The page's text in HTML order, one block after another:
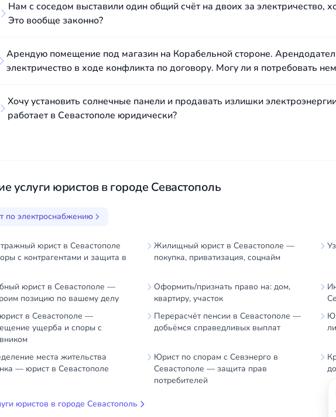
Нам с соседом выставили один общий счёт на двоих за электричество,
Это вообще законно?
Арендую помещение под магазин на Корабельной стороне.
электричество в ходе конфликта по договору. Могу ли я потребовать
Хочу установить солнечные панели и продавать излишки
работает в Севастополе юридически?
услуги юристов в городе Севастополь
по электроснабжению
юрист в Севастополе
с контрагентами и защита в
Жилищный юрист в Севастополе —
покупка, приватизация, соцнайм
юрист в Севастополе —
позицию по вашему делу
Оформить/признать право на: дом,
квартиру, участок
в Севастополе —
ущерба и споры с
Перерасчёт пенсии в Севастополе —
добьёмся справедливых выплат
места жительства
— юрист в Севастополе
Юрист по спорам с Севэнерго в
Севастополе — защита прав
потребителей
юристов в городе Севастополь